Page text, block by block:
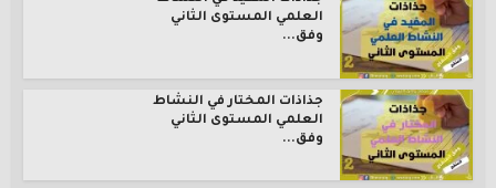
العلمي المستوى الثاني
وفق...
جذاذات المختار في النشاط
العلمي المستوى الثاني
وفق...